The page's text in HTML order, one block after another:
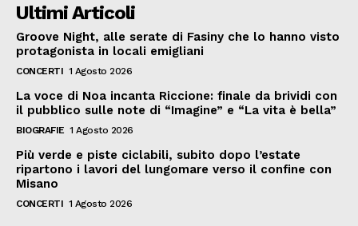
Ultimi Articoli
Groove Night, alle serate di Fasiny che lo hanno visto
protagonista in locali emigliani
CONCERTI 1 Agosto 2026
La voce di Noa incanta Riccione: finale da brividi con
il pubblico sulle note di “Imagine” e “La vita è bella”
BIOGRAFIE 1 Agosto 2026
Più verde e piste ciclabili, subito dopo l’estate
ripartono i lavori del lungomare verso il confine con
Misano
CONCERTI 1 Agosto 2026